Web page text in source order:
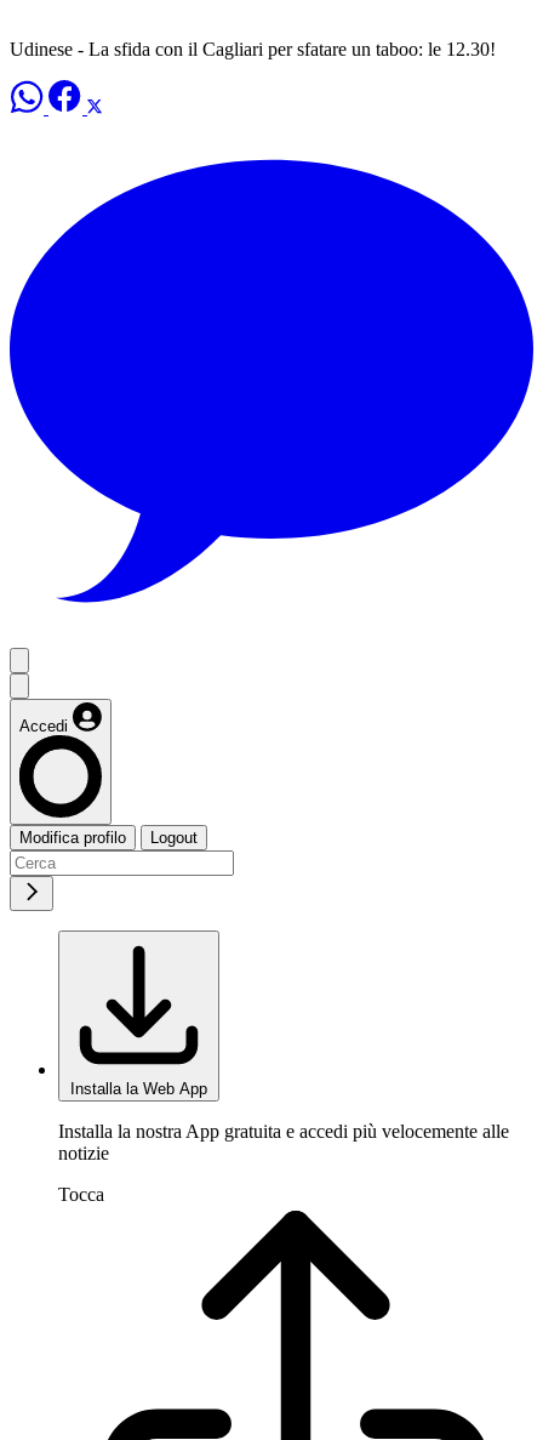
Udinese - La sfida con il Cagliari per sfatare un taboo: le 12.30!
Accedi
Modifica profilo Logout
Installa la Web App
Installa la nostra App gratuita e accedi più velocemente alle
notizie
Tocca